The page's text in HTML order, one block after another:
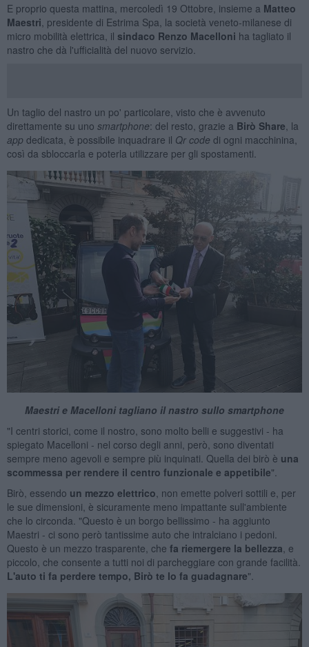
E proprio questa mattina, mercoledì 19 Ottobre, insieme a Matteo
Maestri , presidente di Estrima Spa, la società veneto-milanese di
micro mobilità elettrica, il sindaco Renzo Macelloni ha tagliato il
nastro che dà l'ufficialità del nuovo servizio.
Un taglio del nastro un po' particolare, visto che è avvenuto
direttamente su uno smartphone: del resto, grazie a Birò Share , la
app dedicata, è possibile inquadrare il Qr code di ogni macchinina,
così da sbloccarla e poterla utilizzare per gli spostamenti.
Maestri e Macelloni tagliano il nastro sullo smartphone
"I centri storici, come il nostro, sono molto belli e suggestivi - ha
spiegato Macelloni - nel corso degli anni, però, sono diventati
sempre meno agevoli e sempre più inquinati. Quella dei birò è una
scommessa per rendere il centro funzionale e appetibile".
Birò, essendo un mezzo elettrico , non emette polveri sottili e, per
le sue dimensioni, è sicuramente meno impattante sull'ambiente
che lo circonda. "Questo è un borgo bellissimo - ha aggiunto
Maestri - ci sono però tantissime auto che intralciano i pedoni.
Questo è un mezzo trasparente, che fa riemergere la bellezza , e
piccolo, che consente a tutti noi di parcheggiare con grande facilità.
L'auto ti fa perdere tempo, Birò te lo fa guadagnare".